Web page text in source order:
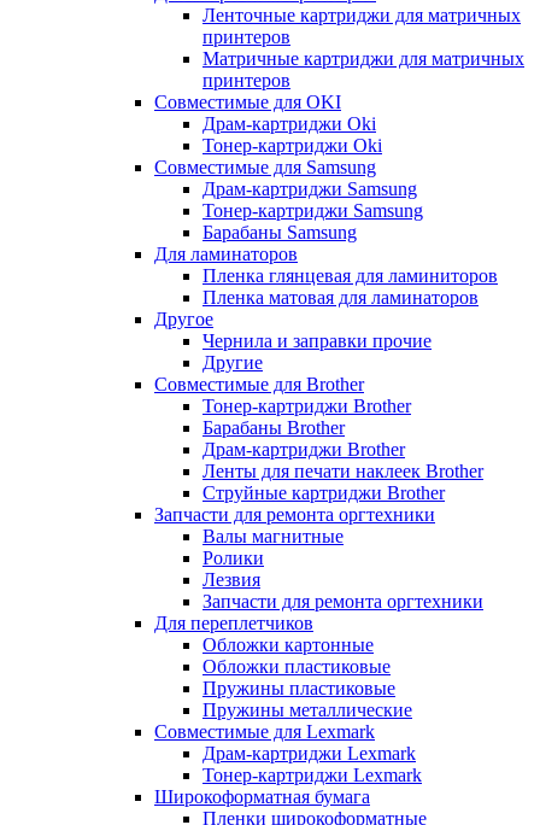
Ленточные картриджи для матричных
принтеров
Матричные картриджи для матричных
принтеров
Совместимые для OKI
Драм-картриджи Oki
Тонер-картриджи Oki
Совместимые для Samsung
Драм-картриджи Samsung
Тонер-картриджи Samsung
Барабаны Samsung
Для ламинаторов
Пленка глянцевая для ламиниторов
Пленка матовая для ламинаторов
Другое
Чернила и заправки прочие
Другие
Совместимые для Brother
Тонер-картриджи Brother
Барабаны Brother
Драм-картриджи Brother
Ленты для печати наклеек Brother
Струйные картриджи Brother
Запчасти для ремонта оргтехники
Валы магнитные
Ролики
Лезвия
Запчасти для ремонта оргтехники
Для переплетчиков
Обложки картонные
Обложки пластиковые
Пружины пластиковые
Пружины металлические
Совместимые для Lexmark
Драм-картриджи Lexmark
Тонер-картриджи Lexmark
Широкоформатная бумага
Пленки широкоформатные